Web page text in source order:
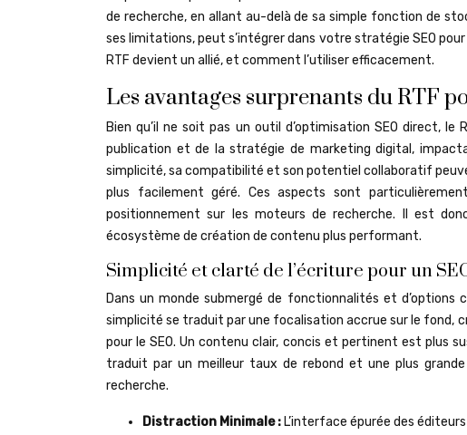
de recherche, en allant au-delà de sa simple fonction de
ses limitations, peut s’intégrer dans votre stratégie SEO
RTF devient un allié, et comment l’utiliser efficacement.
Les avantages surprenants du RTF
Bien qu’il ne soit pas un outil d’optimisation SEO direct,
publication et de la stratégie de marketing digital,
simplicité, sa compatibilité et son potentiel collaboratif
plus facilement géré. Ces aspects sont
positionnement sur les moteurs de recherche. Il est
écosystème de création de contenu plus performant.
Simplicité et clarté de l’écriture pour un
Dans un monde submergé de fonctionnalités et d’options
simplicité se traduit par une focalisation accrue sur le fond,
pour le SEO. Un contenu clair, concis et pertinent est plus
traduit par un meilleur taux de rebond et une plus
recherche.
Distraction Minimale : L’interface épurée des